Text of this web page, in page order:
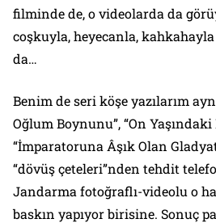
filminde de, o videolarda da
coşkuyla, heyecanla, kahkahayla
da…
Benim de seri köşe yazılarım
Oğlum Boynunu”, “On Yaşındaki
“İmparatoruna Âşık Olan
“dövüş çeteleri”nden tehdit
Jandarma fotoğraflı-videolu o
baskın yapıyor birisine. Sonuç